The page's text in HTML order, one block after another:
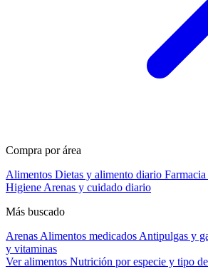
Compra por área
Alimentos Dietas y alimento diario Farmacia
Higiene Arenas y cuidado diario
Más buscado
Arenas Alimentos medicados Antipulgas y
y vitaminas
Ver alimentos Nutrición por especie y tipo